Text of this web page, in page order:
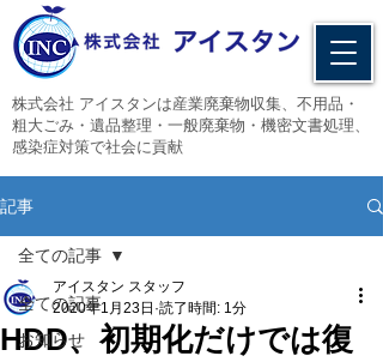
​株式会社 アイスタンは産業廃棄物収集、不用品・
粗大ごみ・遺品整理・一般廃棄物・機密文書処理、
感染症対策で社会に貢献
記事
全ての記事
お知らせ
全ての記事
HDD、初期化だけでは復
アイスタン スタッフ
2020年1月23日 読了時間: 1分